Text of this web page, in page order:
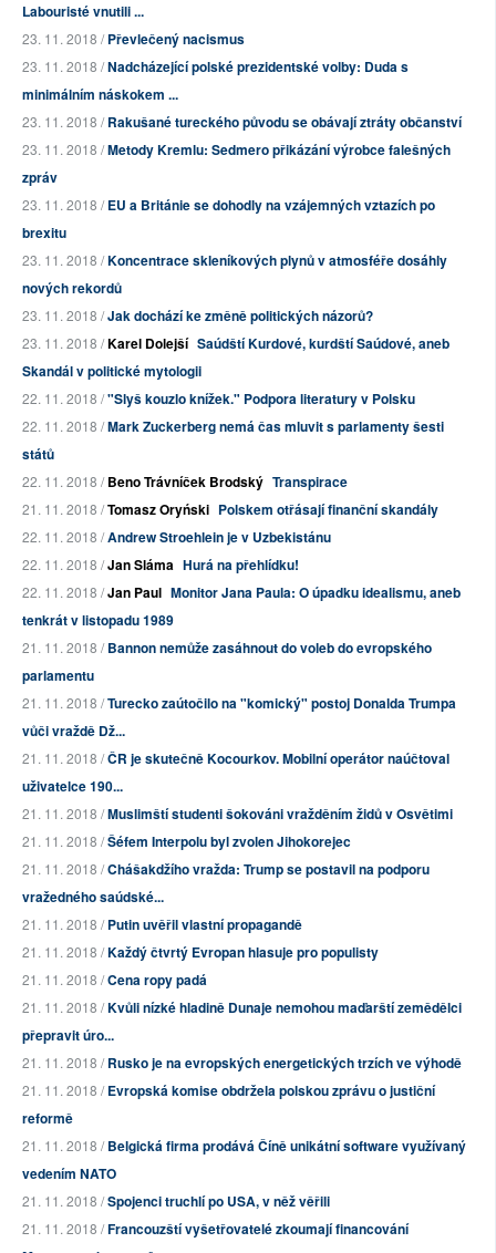
Labouristé vnutili ...
23. 11. 2018 /Převlečený nacismus
23. 11. 2018 /Nadcházející polské prezidentské volby: Duda s
minimálním náskokem ...
23. 11. 2018 /Rakušané tureckého původu se obávají ztráty občanství
23. 11. 2018 /Metody Kremlu: Sedmero přikázání výrobce falešných
zpráv
23. 11. 2018 /EU a Británie se dohodly na vzájemných vztazích po
brexitu
23. 11. 2018 /Koncentrace skleníkových plynů v atmosféře dosáhly
nových rekordů
23. 11. 2018 /Jak dochází ke změně politických názorů?
23. 11. 2018 /Karel Dolejší Saúdští Kurdové, kurdští Saúdové, aneb
Skandál v politické mytologii
22. 11. 2018 /"Slyš kouzlo knížek." Podpora literatury v Polsku
22. 11. 2018 /Mark Zuckerberg nemá čas mluvit s parlamenty šesti
států
22. 11. 2018 /Beno Trávníček Brodský Transpirace
21. 11. 2018 /Tomasz Oryński Polskem otřásají finanční skandály
22. 11. 2018 /Andrew Stroehlein je v Uzbekistánu
22. 11. 2018 /Jan Sláma Hurá na přehlídku!
22. 11. 2018 /Jan Paul Monitor Jana Paula: O úpadku idealismu, aneb
tenkrát v listopadu 1989
21. 11. 2018 /Bannon nemůže zasáhnout do voleb do evropského
parlamentu
21. 11. 2018 /Turecko zaútočilo na "komický" postoj Donalda Trumpa
vůči vraždě Dž...
21. 11. 2018 /ČR je skutečně Kocourkov. Mobilní operátor naúčtoval
uživatelce 190...
21. 11. 2018 /Muslimští studenti šokováni vražděním židů v Osvětimi
21. 11. 2018 /Šéfem Interpolu byl zvolen Jihokorejec
21. 11. 2018 /Chášakdžího vražda: Trump se postavil na podporu
vražedného saúdské...
21. 11. 2018 /Putin uvěřil vlastní propagandě
21. 11. 2018 /Každý čtvrtý Evropan hlasuje pro populisty
21. 11. 2018 /Cena ropy padá
21. 11. 2018 /Kvůli nízké hladině Dunaje nemohou maďarští zemědělci
přepravit úro...
21. 11. 2018 /Rusko je na evropských energetických trzích ve výhodě
21. 11. 2018 /Evropská komise obdržela polskou zprávu o justiční
reformě
21. 11. 2018 /Belgická firma prodává Číně unikátní software využívaný
vedením NATO
21. 11. 2018 /Spojenci truchlí po USA, v něž věřili
21. 11. 2018 /Francouzští vyšetřovatelé zkoumají financování